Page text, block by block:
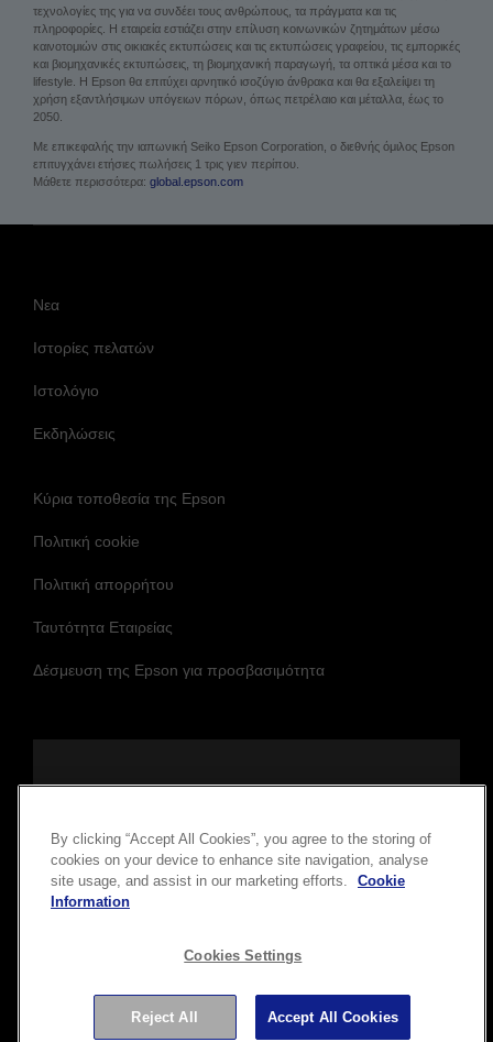
τεχνολογίες της για να συνδέει τους ανθρώπους, τα πράγματα και τις
πληροφορίες. Η εταιρεία εστιάζει στην επίλυση κοινωνικών ζητημάτων μέσω
καινοτομιών στις οικιακές εκτυπώσεις και τις εκτυπώσεις γραφείου, τις εμπορικές
και βιομηχανικές εκτυπώσεις, τη βιομηχανική παραγωγή, τα οπτικά μέσα και το
lifestyle. Η Epson θα επιτύχει αρνητικό ισοζύγιο άνθρακα και θα εξαλείψει τη
χρήση εξαντλήσιμων υπόγειων πόρων, όπως πετρέλαιο και μέταλλα, έως το
2050.
Με επικεφαλής την ιαπωνική Seiko Epson Corporation, ο διεθνής όμιλος Epson
επιτυγχάνει ετήσιες πωλήσεις 1 τρις γιεν περίπου.
Μάθετε περισσότερα: global.epson.com
Νεα
Ιστορίες πελατών
Ιστολόγιο
Εκδηλώσεις
Κύρια τοποθεσία της Epson
Πολιτική cookie
Πολιτική απορρήτου
Ταυτότητα Εταιρείας
Δέσμευση της Epson για προσβασιμότητα
Πνευματικά δικαιώματα © 2026 Seiko Epson Corporation. Με
By clicking “Accept All Cookies”, you agree to the storing of
cookies on your device to enhance site navigation, analyse
site usage, and assist in our marketing efforts.
Cookie
Information
Cookies Settings
Reject All Accept All Cookies